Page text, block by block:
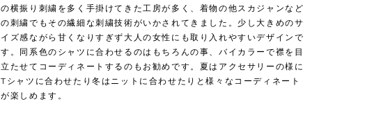
の横振り刺繍を多く手掛けてきた工房が多く、着物の他スカジャンなど
の刺繍でもその繊細な刺繍技術がいかされてきました。少し大きめのサ
イズ感ながら甘くなりすぎず大人の女性にも取り入れやすいデザインで
す。同系色のシャツに合わせるのはもちろんの事、バイカラーで襟を目
立たせてコーディネートするのもお勧めです。夏はアクセサリーの様に
Tシャツに合わせたり冬はニットに合わせたりと様々なコーディネート
が楽しめます。